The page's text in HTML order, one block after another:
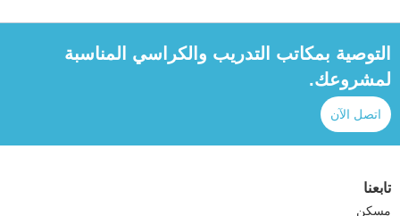
التوصية بمكاتب التدريب والكراسي المناسبة
لمشروعك.
اتصل الآن
تابعنا
مسكن